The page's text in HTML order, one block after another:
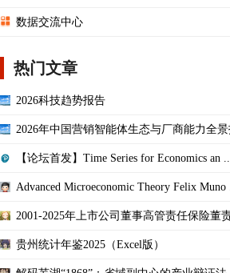
数据交流中心
热门文章
2026科技趋势报告
2026年中国营销智能体生态与厂商能力全景
【论坛首发】Time Series for Economics an ...
Advanced Microeconomic Theory Felix Muno
2001-2025年上市公司董事高管责任保险董责
贵州统计年鉴2025（Excel版）